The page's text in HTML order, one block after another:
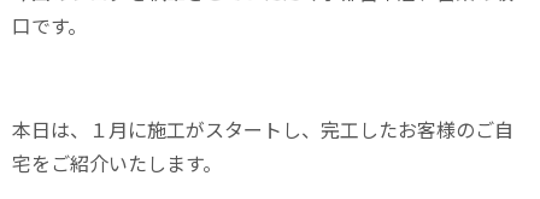
口です。
本日は、１月に施工がスタートし、完工したお客様のご自
宅をご紹介いたします。